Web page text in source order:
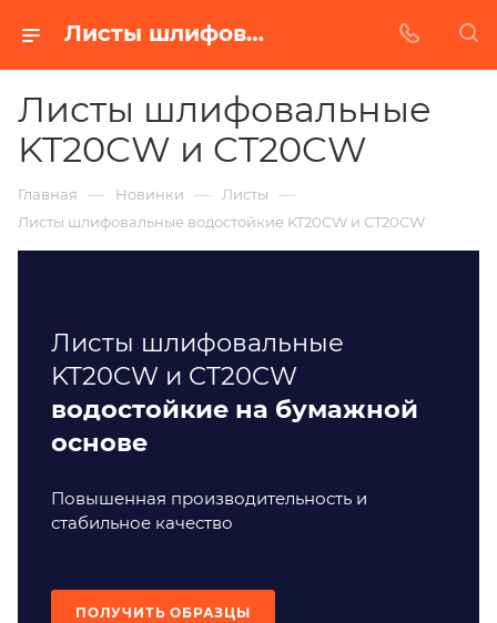
Листы шлифовальные водостойкие в Екатеринбурге. Купить недорого от Абразивного Завода.
Листы шлифовальные
KT20CW и CT20CW
Главная — Новинки — Листы —
Листы шлифовальные водостойкие KT20CW и CT20CW
Листы шлифовальные
KT20CW и CT20CW
водостойкие на бумажной
основе
Повышенная производительность и
стабильное качество
ПОЛУЧИТЬ ОБРАЗЦЫ